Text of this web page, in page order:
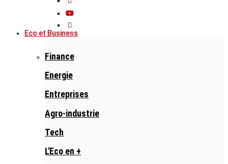
Eco et Business
Finance
Energie
Entreprises
Agro-industrie
Tech
L'Eco en +